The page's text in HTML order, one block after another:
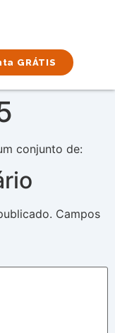
GRÁTIS
conjunto de:
Campos